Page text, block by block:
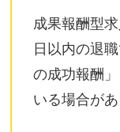
成果報酬型
日以内の退
の成功報酬
いる場合があ